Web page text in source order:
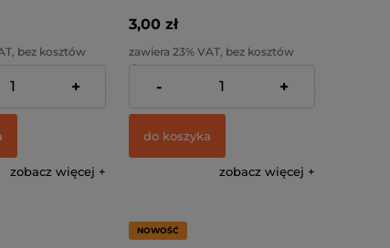
bez kosztów
10,24 zł
+
zobacz więcej
3,00 zł
zawiera 23% VAT, bez kosztów
dostawy
Cena netto:
2,44 zł
- +
do koszyka
zobacz więcej
NOWOŚĆ